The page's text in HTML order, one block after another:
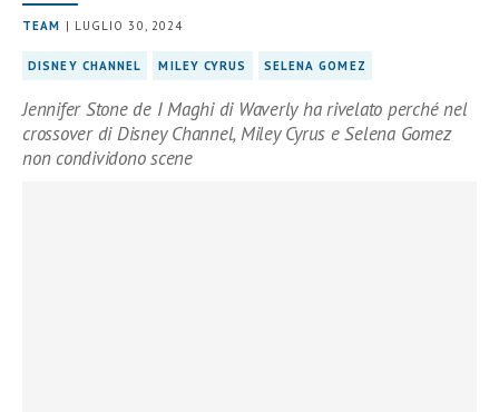
TEAM | LUGLIO 30, 2024
DISNEY CHANNEL MILEY CYRUS SELENA GOMEZ
Jennifer Stone de I Maghi di Waverly ha rivelato perché nel
crossover di Disney Channel, Miley Cyrus e Selena Gomez
non condividono scene